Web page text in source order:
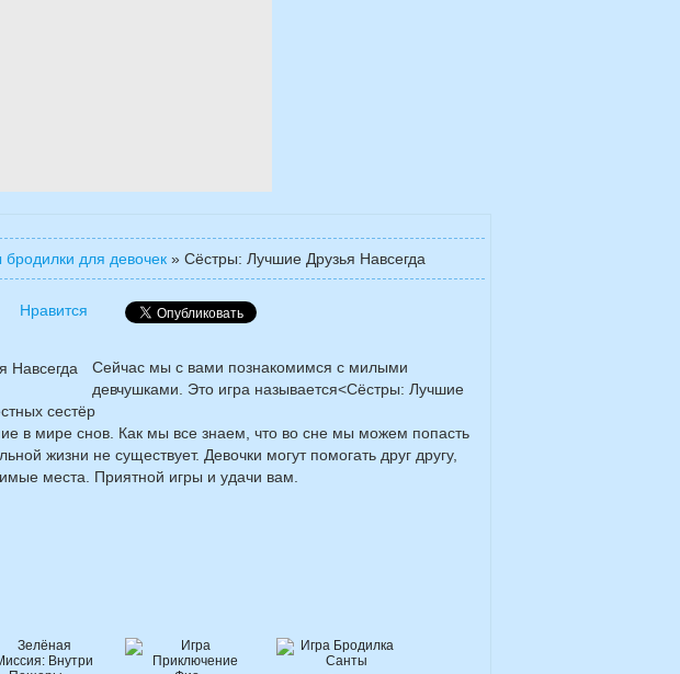
бродилки для девочек» Сёстры: Лучшие Друзья Навсегда
Нравится
Сейчас мы с вами познакомимся с милыми
девчушками. Это игра называется<Сёстры: Лучшие
сестёр
в мире снов. Как мы все знаем, что во сне мы можем попасть
жизни не существует. Девочки могут помогать друг другу,
места. Приятной игры и удачи вам.